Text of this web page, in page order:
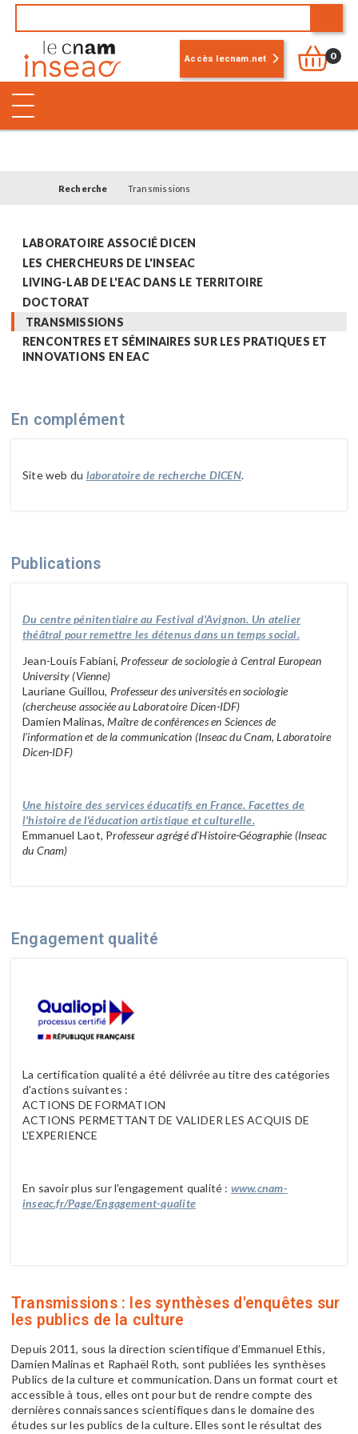
Accès lecnam.net 0
Recherche Transmissions
LABORATOIRE ASSOCIÉ DICEN
LES CHERCHEURS DE L'INSEAC
LIVING-LAB DE L'EAC DANS LE TERRITOIRE
DOCTORAT
TRANSMISSIONS
RENCONTRES ET SÉMINAIRES SUR LES PRATIQUES ET
INNOVATIONS EN EAC
En complément
Site web du laboratoire de recherche DICEN.
Publications
Du centre pénitentiaire au Festival d'Avignon. Un atelier
théâtral pour remettre les détenus dans un temps social.
Jean-Louis Fabiani, Professeur de sociologie à Central European
University (Vienne)
Lauriane Guillou, Professeur des universités en sociologie
(chercheuse associée au Laboratoire Dicen-IDF)
Damien Malinas,Maître de conférences en Sciences de
l'information et de la communication (Inseac du Cnam, Laboratoire
Dicen-IDF)
Une histoire des services éducatifs en France. Facettes de
l'histoire de l'éducation artistique et culturelle.
Emmanuel Laot, Professeur agrégé d'Histoire-Géographie (Inseac
du Cnam)
Engagement qualité
La certification qualité a été délivrée au titre des catégories
d'actions suivantes :
ACTIONS DE FORMATION
ACTIONS PERMETTANT DE VALIDER LES ACQUIS DE
L'EXPERIENCE
En savoir plus sur l'engagement qualité : www.cnam-
inseac.fr/Page/Engagement-qualite
Transmissions : les synthèses d'enquêtes sur
les publics de la culture
Depuis 2011, sous la direction scientifique d’Emmanuel Ethis,
Damien Malinas et Raphaël Roth, sont publiées les synthèses
Publics de la culture et communication. Dans un format court et
accessible à tous, elles ont pour but de rendre compte des
dernières connaissances scientifiques dans le domaine des
études sur les publics de la culture. Elles sont le résultat des